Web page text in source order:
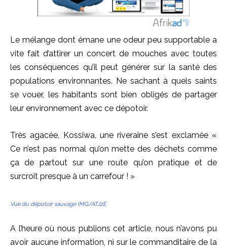
Le mélange dont émane une odeur peu supportable a
vite fait d’attirer un concert de mouches avec toutes
les conséquences qu’il peut générer sur la santé des
populations environnantes. Ne sachant à quels saints
se vouer, les habitants sont bien obligés de partager
leur environnement avec ce dépotoir.
Très agacée, Kossiwa, une riveraine s’est exclamée «
Ce n’est pas normal qu’on mette des déchets comme
ça de partout sur une route qu’on pratique et de
surcroît presque à un carrefour ! »
Vue du dépotoir sauvage IMG/ATJ2E
A l’heure où nous publions cet article, nous n’avons pu
avoir aucune information, ni sur le commanditaire de la